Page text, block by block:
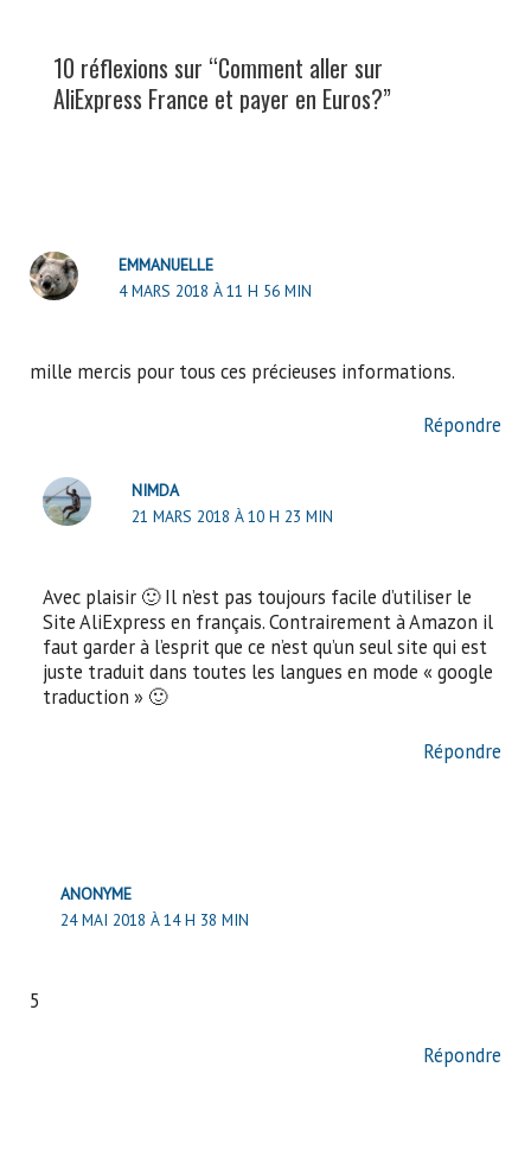
10 réflexions sur “Comment aller sur
AliExpress France et payer en Euros?”
EMMANUELLE
4 MARS 2018 À 11 H 56 MIN
mille mercis pour tous ces précieuses informations.
Répondre
NIMDA
21 MARS 2018 À 10 H 23 MIN
Avec plaisir 🙂 Il n’est pas toujours facile d’utiliser le
Site AliExpress en français. Contrairement à Amazon il
faut garder à l’esprit que ce n’est qu’un seul site qui est
juste traduit dans toutes les langues en mode « google
traduction » 🙂
Répondre
ANONYME
24 MAI 2018 À 14 H 38 MIN
5
Répondre